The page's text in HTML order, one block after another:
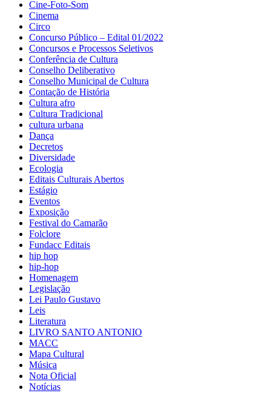
Cine-Foto-Som
Cinema
Circo
Concurso Público – Edital 01/2022
Concursos e Processos Seletivos
Conferência de Cultura
Conselho Deliberativo
Conselho Municipal de Cultura
Contação de História
Cultura afro
Cultura Tradicional
cultura urbana
Dança
Decretos
Diversidade
Ecologia
Editais Culturais Abertos
Estágio
Eventos
Exposição
Festival do Camarão
Folclore
Fundacc Editais
hip hop
hip-hop
Homenagem
Legislação
Lei Paulo Gustavo
Leis
Literatura
LIVRO SANTO ANTONIO
MACC
Mapa Cultural
Música
Nota Oficial
Notícias